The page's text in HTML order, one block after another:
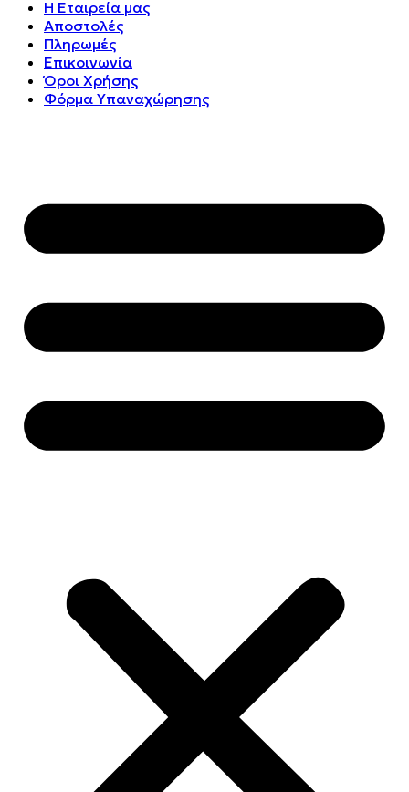
Η Εταιρεία μας
Αποστολές
Πληρωμές
Επικοινωνία
Όροι Χρήσης
Φόρμα Υπαναχώρησης